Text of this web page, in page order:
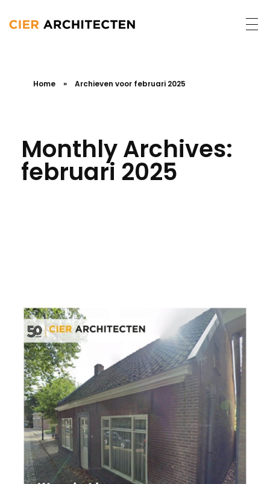
Home » Archieven voor februari 2025
Monthly Archives:
februari 2025